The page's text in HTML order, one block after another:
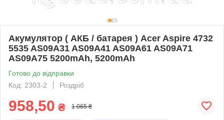
Акумулятор ( АКБ / батарея ) Acer Aspire 4732
5535 AS09A31 AS09A41 AS09A61 AS09A71
AS09A75 5200mAh, 5200mAh
Готово до відправки
Код: 2303-2
Роздріб
958,50 ₴ 1 065 ₴